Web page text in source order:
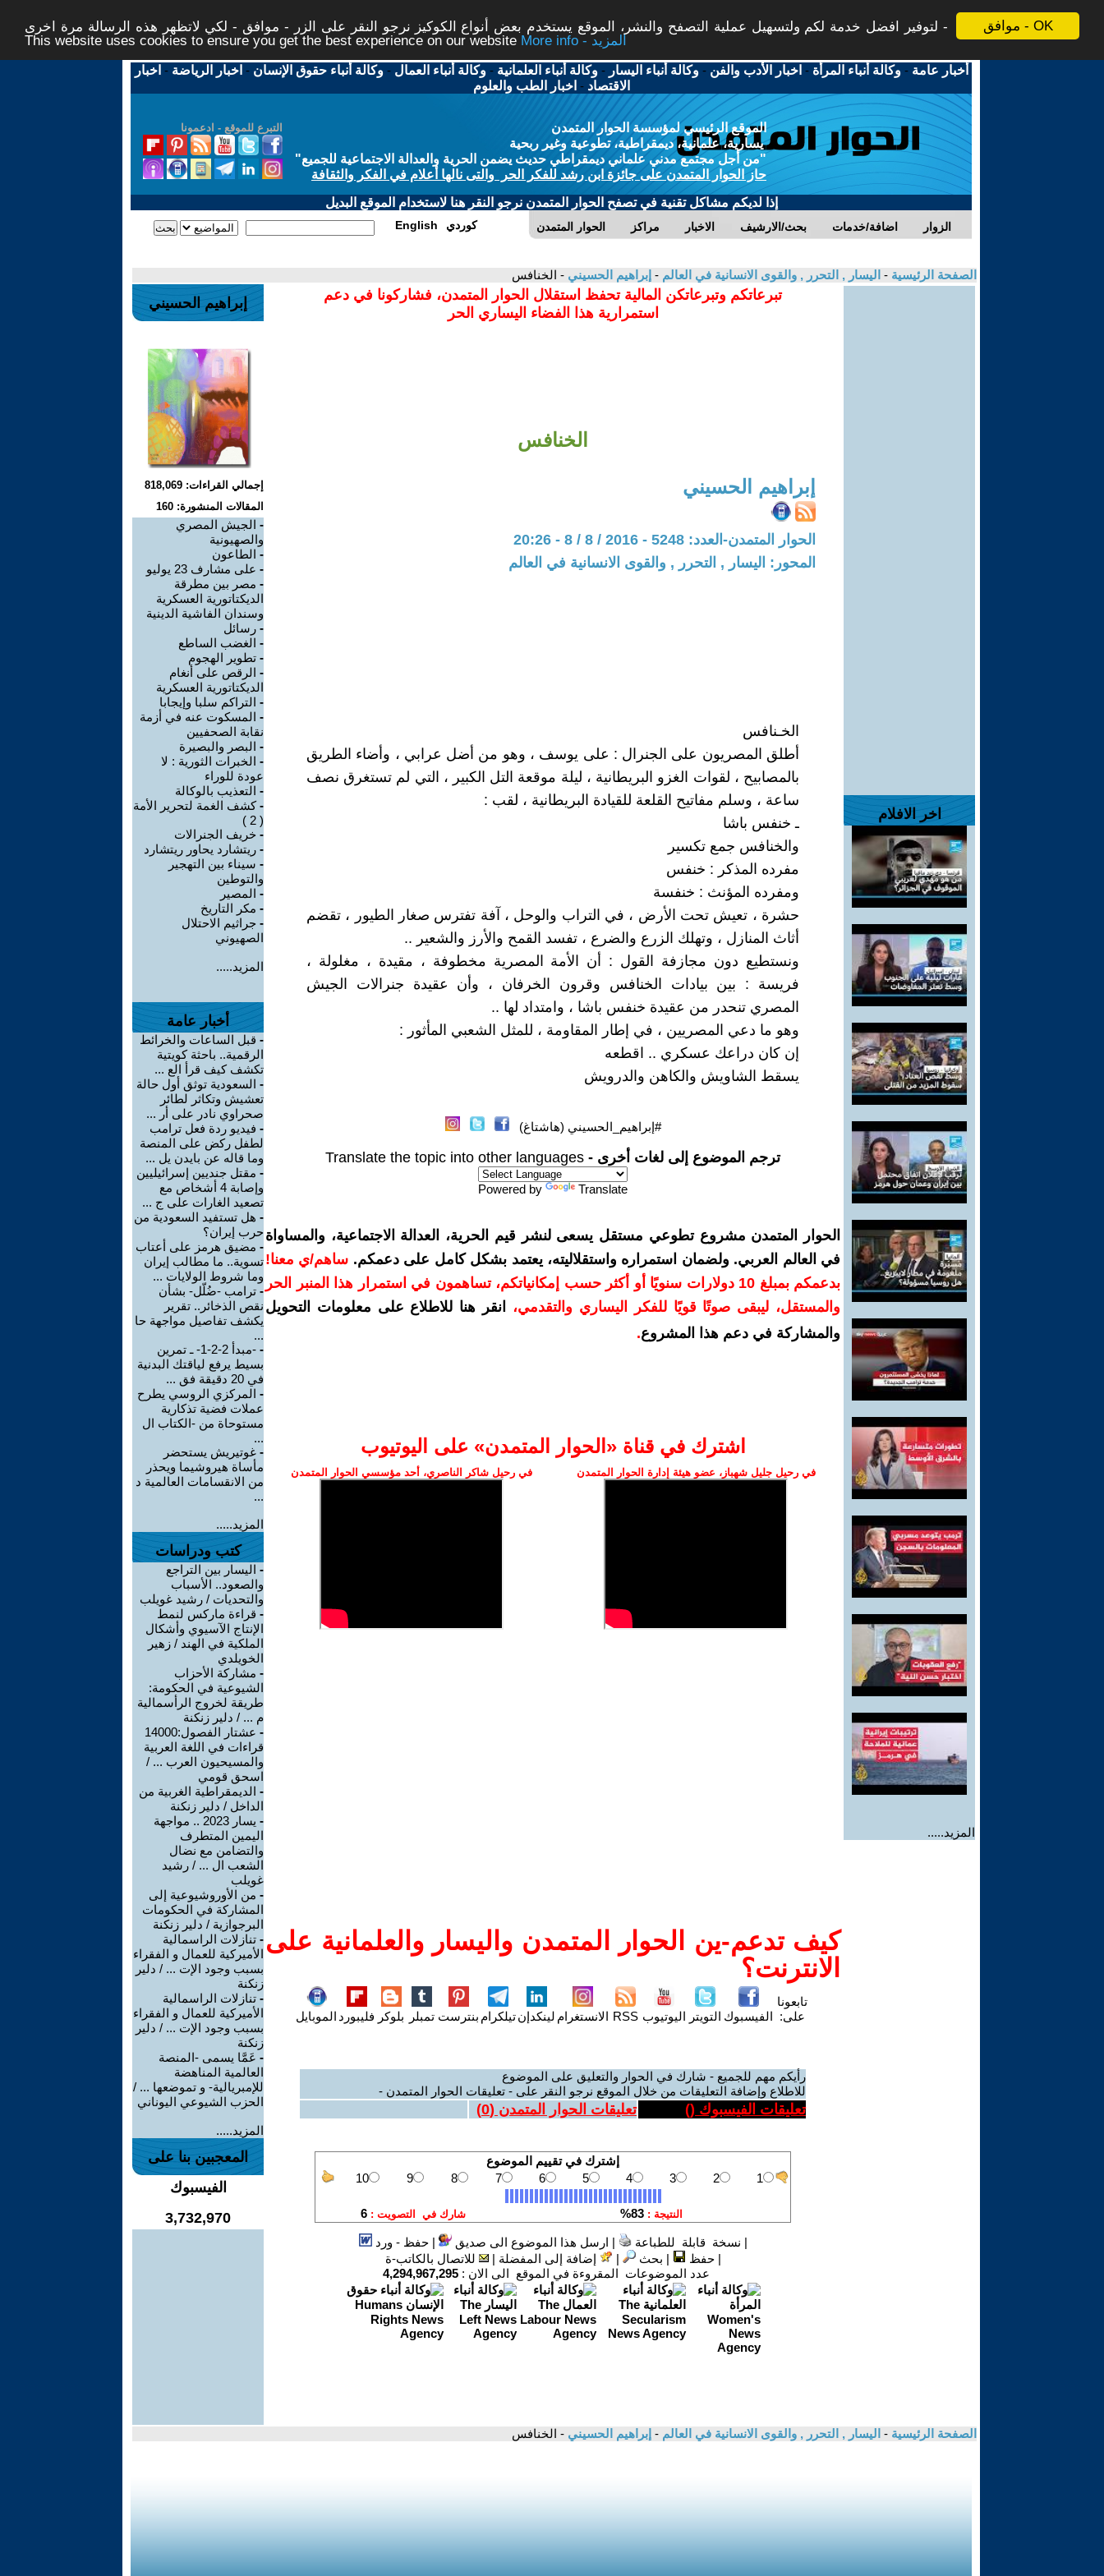
موافق - OK
لتوفير افضل خدمة لكم ولتسهيل عملية التصفح والنشر، الموقع يستخدم بعض أنواع الكوكيز نرجو النقر على الزر - موافق - لكي لاتظهر هذه الرسالة مرة اخرى -
This website uses cookies to ensure you get the best experience on our website
More info - المزيد
أخبار عامة -وكالة أنباء المرأة - اخبار الأدب والفن -وكالة أنباء اليسار -وكالة أنباء العلمانية -وكالة أنباء العمال -وكالة أنباء حقوق الإنسان - اخبار الرياضة - اخبار
الاقتصاد - اخبار الطب والعلوم
التبرع للموقع - ادعمونا
الموقع الرئيسي لمؤسسة الحوار المتمدن
يسارية، علمانية، ديمقراطية، تطوعية وغير ربحية
"من أجل مجتمع مدني علماني ديمقراطي حديث يضمن الحرية والعدالة الاجتماعية للجميع"
حاز الحوار المتمدن على جائزة ابن رشد للفكر الحر والتى نالها أعلام في الفكر والثقافة
إذا لديكم مشاكل تقنية في تصفح الحوار المتمدن نرجو النقر هنا لاستخدام الموقع البديل
الحوار المتمدن مراكز الاخبار بحث/الارشيف اضافة/خدمات الزوار English كوردي
الصفحة الرئيسية - اليسار , التحرر , والقوى الانسانية في العالم - إبراهيم الحسيني - الخنافس
اخر الافلام
المزيد.....
تبرعاتكم وتبرعاتكن المالية تحفظ استقلال الحوار المتمدن، فشاركونا في دعم
استمرارية هذا الفضاء اليساري الحر
الخنافس
إبراهيم الحسيني
الحوار المتمدن-العدد: 5248 - 2016 / 8 / 8 - 20:26
المحور: اليسار , التحرر , والقوى الانسانية في العالم
الخـنافس
أطلق المصريون على الجنرال : على يوسف ، وهو من أضل عرابي ، وأضاء الطريق
بالمصابيح ، لقوات الغزو البريطانية ، ليلة موقعة التل الكبير ، التي لم تستغرق نصف
ساعة ، وسلم مفاتيح القلعة للقيادة البريطانية ، لقب :
ـ خنفس باشا
والخنافس جمع تكسير
مفرده المذكر : خنفس
ومفرده المؤنث : خنفسة
حشرة ، تعيش تحت الأرض ، في التراب والوحل ، آفة تفترس صغار الطيور ، تقضم
أثاث المنازل ، وتهلك الزرع والضرع ، تفسد القمح والأرز والشعير ..
ونستطيع دون مجازفة القول : أن الأمة المصرية مخطوفة ، مقيدة ، مغلولة ،
فريسة : بين بيادات الخنافس وقرون الخرفان ، وأن عقيدة جنرالات الجيش
المصري تنحدر من عقيدة خنفس باشا ، وامتداد لها ..
وهو ما دعي المصريين ، في إطار المقاومة ، للمثل الشعبي المأثور :
إن كان دراعك عسكري .. اقطعه
يسقط الشاويش والكاهن والدرويش
#إبراهيم_الحسيني (هاشتاغ)
ترجم الموضوع إلى لغات أخرى - Translate the topic into other languages
Powered by Translate
الحوار المتمدن مشروع تطوعي مستقل يسعى لنشر قيم الحرية، العدالة الاجتماعية، والمساواة
في العالم العربي. ولضمان استمراره واستقلاليته، يعتمد بشكل كامل على دعمكم. ساهم/ي معنا!
بدعمكم بمبلغ 10 دولارات سنويًا أو أكثر حسب إمكانياتكم، تساهمون في استمرار هذا المنبر الحر
والمستقل، ليبقى صوتًا قويًا للفكر اليساري والتقدمي،
انقر هنا للاطلاع على معلومات التحويل
والمشاركة في دعم هذا المشروع.
اشترك في قناة ‫«الحوار المتمدن» على اليوتيوب
في رحيل جليل شهباز، عضو هيئة إدارة الحوار المتمدن في رحيل شاكر الناصري، أحد مؤسسي الحوار المتمدن
كيف تدعم-ين الحوار المتمدن واليسار والعلمانية على
الانترنت؟
تابعونا
على: الفيسبوك التويتر اليوتيوب RSS الانستغرام لينكدإنتيلكرام بنترست تمبلر بلوكر فليبورد الموبايل
رأيكم مهم للجميع - شارك في الحوار والتعليق على الموضوع
للاطلاع وإضافة التعليقات من خلال الموقع نرجو النقر على - تعليقات الحوار المتمدن -
تعليقات الفيسبوك () تعليقات الحوار المتمدن (0
)
| نسخة قابلة للطباعة | ارسل هذا الموضوع الى صديق |حفظ - ورد
|حفظ | بحث | إضافة إلى المفضلة |
للاتصال بالكاتب-ة
عدد الموضوعات المقروءة في الموقع الى الان : 4,294,967,295
إبراهيم الحسيني
إجمالي القراءات: 818,069
المقالات المنشورة: 160
- الجيش المصري
والصهيونية
- الطاعون
- على مشارف 23 يوليو
- مصر بين مطرقة
الديكتاتورية العسكرية
وسندان الفاشية الدينية
- رسائل
- الغضب الساطع
- تطوير الهجوم
- الرقص على أنغام
الديكتاتورية العسكرية
- التراكم سلبا وإيجابا
- المسكوت عنه في أزمة
نقابة الصحفيين
- البصر والبصيرة
- الخبرات الثورية : لا
عودة للوراء
- التعذيب بالوكالة
-كشف الغمة لتحرير الأمة
( 2 )
- خريف الجنرالات
- ريتشارد يحاور ريتشارد
- سيناء بين التهجير
والتوطين
- المصير
- مكر التاريخ
- جراثيم الاحتلال
الصهيوني
المزيد.....
أخبار عامة
- قبل الساعات والخرائط
الرقمية.. باحثة كويتية
تكشف كيف قرأ الع ...
- السعودية توثق أول حالة
تعشيش وتكاثر لطائر
صحراوي نادر على أر ...
- فيديو ردة فعل ترامب
لطفل ركض على المنصة
وما قاله عن بايدن يل ...
- مقتل جنديين إسرائيليين
وإصابة 4 أشخاص مع
تصعيد الغارات على ج ...
- هل تستفيد السعودية من
حرب إيران؟
- مضيق هرمز على أعتاب
تسوية.. ما مطالب إيران
وما شروط الولايات ...
- ترامب -ضُلّل- بشأن
نقص الذخائر.. تقرير
يكشف تفاصيل مواجهة حا
...
-
-مبدأ 2-2-1- ـ تمرين
بسيط يرفع لياقتك البدنية
في 20 دقيقة فق ...
- المركزي الروسي يطرح
عملات فضية تذكارية
مستوحاة من -الكتاب ال
...
- غوتيريش يستحضر
مأساة هيروشيما ويحذر
من الانقسامات العالمية د
...
المزيد.....
كتب ودراسات
- اليسار بين التراجع
والصعود.. الأسباب
والتحديات / رشيد غويلب
- قراءة ماركس لنمط
الإنتاج الآسيوي وأشكال
الملكية في الهند / زهير
الخويلدي
- مشاركة الأحزاب
الشيوعية في الحكومة:
طريقة لخروج الرأسمالية
م ... / دلير زنكنة
-
عشتار الفصول:14000
قراءات في اللغة العربية
والمسيحيون العرب ... /
اسحق قومي
- الديمقراطية الغربية من
الداخل / دلير زنكنة
-
يسار 2023 .. مواجهة
اليمين المتطرف
والتضامن مع نضال
الشعب ال ... / رشيد
غويلب
- من الأوروشيوعية إلى
المشاركة في الحكومات
البرجوازية / دلير زنكنة
- تنازلات الراسمالية
الأميركية للعمال و الفقراء
بسبب وجود الإت ... / دلير
زنكنة
- تنازلات الراسمالية
الأميركية للعمال و الفقراء
بسبب وجود الإت ... / دلير
زنكنة
- عَمَّا يسمى -المنصة
العالمية المناهضة
للإمبريالية- و تموضعها ... /
الحزب الشيوعي اليوناني
المزيد.....
المعجبين بنا على
الفيسبوك
3,732,970
الصفحة الرئيسية - اليسار , التحرر , والقوى الانسانية في العالم - إبراهيم الحسيني - الخنافس